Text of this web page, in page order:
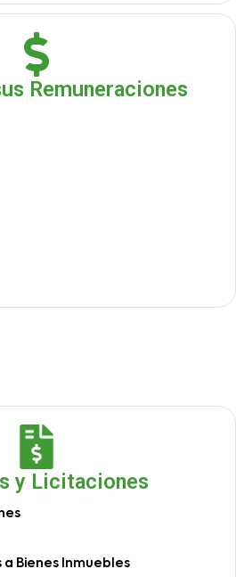
Remuneraciones
y Licitaciones
Bienes Inmuebles